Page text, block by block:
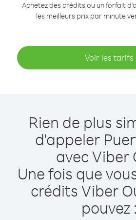
Achetez des crédits ou un forfait
les meilleurs prix par minute
Voir les tarifs
Rien de plus
d'appeler
avec Viber
Une fois que
crédits Viber
pouvez :